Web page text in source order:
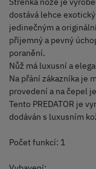
dostává lehce
jedinečným a
příjemný a pevný
poranění.
Nůž má luxusní a
Na přání zákazníka je
provedení a na čepel
Tento PREDATOR je
dodáván s luxusním
Počet funkcí: 1